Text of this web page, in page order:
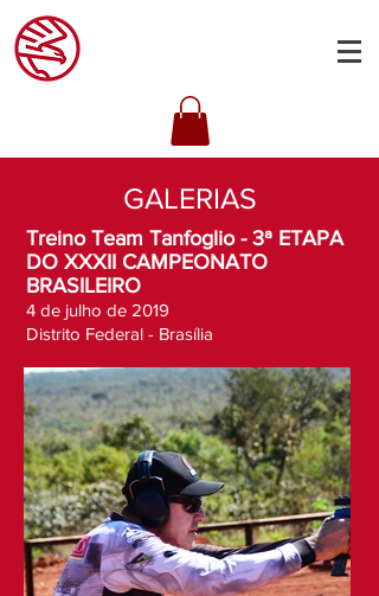
GALERIAS
Treino Team Tanfoglio - 3ª ETAPA
DO XXXII CAMPEONATO
BRASILEIRO
4 de julho de 2019
Distrito Federal - Brasília